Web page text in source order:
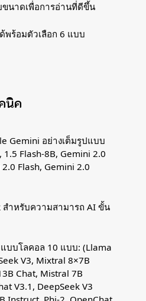
นาดเพื่อการอ่านที่ดีขึ้น
พร้อมตัวเลือก 6 แบบ
นิค
Gemini อย่างเต็มรูปแบบ
1.5 Flash-8B, Gemini 2.0
Flash, Gemini 2.0
สำหรับความสามารถ AI ขั้น
บบโลคอล 10 แบบ: (Llama
V3, Mixtral 8×7B
Chat, Mistral 7B
V3.1, DeepSeek V3